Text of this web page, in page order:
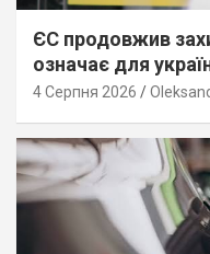
ЄС продовжив
означає для
4 Серпня 2026